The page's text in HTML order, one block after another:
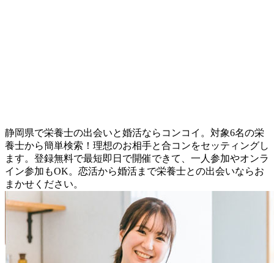
静岡県で栄養士の出会いと婚活ならコンコイ。対象6名の栄
養士から簡単検索！理想のお相手と合コンをセッティングし
ます。登録無料で最短即日で開催できて、一人参加やオンラ
イン参加もOK。恋活から婚活まで栄養士との出会いならお
まかせください。